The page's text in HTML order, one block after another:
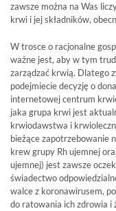
zawsze można na Was
krwi i jej składników,
W trosce o racjonalne
ważne jest, aby w tym
zarządzać krwią. Dlatego
podejmiecie decyzję o
internetowej centrum
jaka grupa krwi jest
krwiodawstwa i
bieżące zapotrzebowanie
krew grupy Rh ujemnej
ujemnej) jest zawsze
świadectwo
walce z koronawirusem,
do ratowania ich zdrowia i